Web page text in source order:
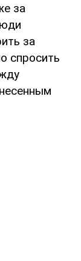
за
за
спросить